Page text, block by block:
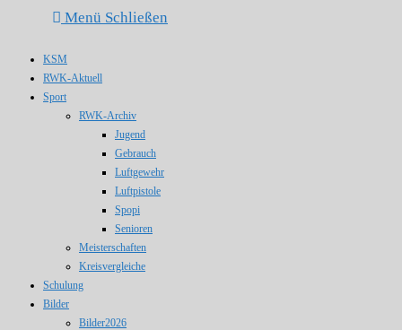
Menü Schließen
KSM
RWK-Aktuell
Sport
RWK-Archiv
Jugend
Gebrauch
Luftgewehr
Luftpistole
Spopi
Senioren
Meisterschaften
Kreisvergleiche
Schulung
Bilder
Bilder2026